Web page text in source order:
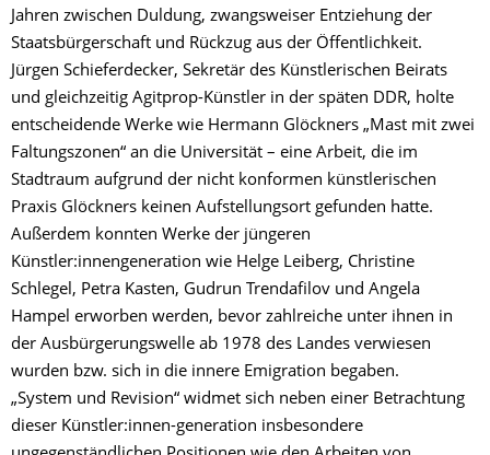
Jahren zwischen Duldung, zwangsweiser Entziehung der
Staatsbürgerschaft und Rückzug aus der Öffentlichkeit.
Jürgen Schieferdecker, Sekretär des Künstlerischen Beirats
und gleichzeitig Agitprop-Künstler in der späten DDR, holte
entscheidende Werke wie Hermann Glöckners „Mast mit zwei
Faltungszonen“ an die Universität – eine Arbeit, die im
Stadtraum aufgrund der nicht konformen künstlerischen
Praxis Glöckners keinen Aufstellungsort gefunden hatte.
Außerdem konnten Werke der jüngeren
Künstler:innengeneration wie Helge Leiberg, Christine
Schlegel, Petra Kasten, Gudrun Trendafilov und Angela
Hampel erworben werden, bevor zahlreiche unter ihnen in
der Ausbürgerungswelle ab 1978 des Landes verwiesen
wurden bzw. sich in die innere Emigration begaben.
„System und Revision“ widmet sich neben einer Betrachtung
dieser Künstler:innen-generation insbesondere